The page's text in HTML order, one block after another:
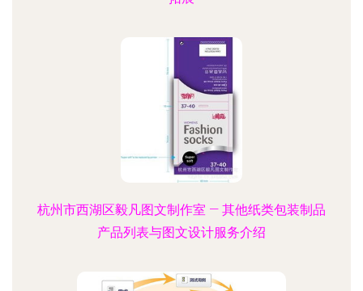
杭州市西湖区毅凡图文制作室 — 其他纸类包装制品
产品列表与图文设计服务介绍